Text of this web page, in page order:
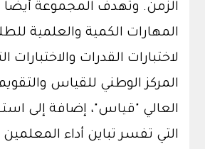
الزمن. وتهدف المجموعة أيضاً
المهارات الكمية والعلمية
لاختبارات القدرات والاختبارات
المركز الوطني للقياس
العالي "قياس"، إضافة إلى
التي تفسر تباين أداء